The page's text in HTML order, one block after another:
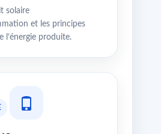
solaire
et les principes
l’énergie produite.